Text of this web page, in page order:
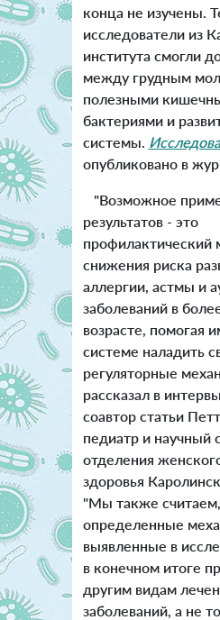
конца не изучены.
исследователи из
института смогли
между грудным
полезными
бактериями и
системы.
опубликовано в
"Возможное
результатов - это
профилактический
снижения риска
аллергии, астмы и
заболеваний в
возрасте, помогая
системе наладить
регуляторные
рассказал в
соавтор статьи
педиатр и научный
отделения
здоровья
"Мы также
определенные
выявленные в
в конечном итоге
другим видам
заболеваний, а не